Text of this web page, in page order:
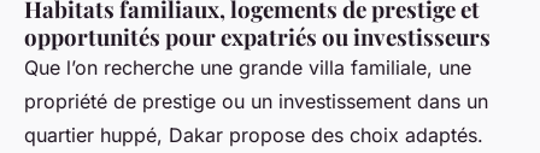
Habitats familiaux, logements de prestige et
opportunités pour expatriés ou investisseurs
Que l’on recherche une grande villa familiale, une
propriété de prestige ou un investissement dans un
quartier huppé, Dakar propose des choix adaptés.